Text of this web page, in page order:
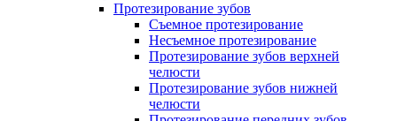
Протезирование зубов
Съемное протезирование
Несъемное протезирование
Протезирование зубов верхней
челюсти
Протезирование зубов нижней
челюсти